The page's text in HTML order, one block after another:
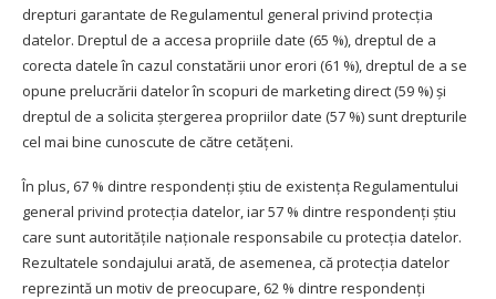
drepturi garantate de Regulamentul general privind protecția
datelor. Dreptul de a accesa propriile date (65 %), dreptul de a
corecta datele în cazul constatării unor erori (61 %), dreptul de a se
opune prelucrării datelor în scopuri de marketing direct (59 %) și
dreptul de a solicita ștergerea propriilor date (57 %) sunt drepturile
cel mai bine cunoscute de către cetățeni.
În plus, 67 % dintre respondenți știu de existența Regulamentului
general privind protecția datelor, iar 57 % dintre respondenți știu
care sunt autoritățile naționale responsabile cu protecția datelor.
Rezultatele sondajului arată, de asemenea, că protecția datelor
reprezintă un motiv de preocupare, 62 % dintre respondenți